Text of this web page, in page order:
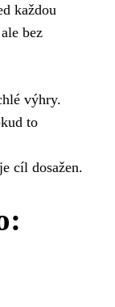
každou
bez
výhry.
to
cíl dosažen.